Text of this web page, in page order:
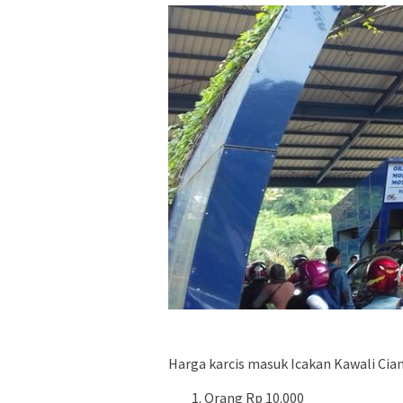
Harga karcis masuk Icakan Kawali
Orang Rp 10.000